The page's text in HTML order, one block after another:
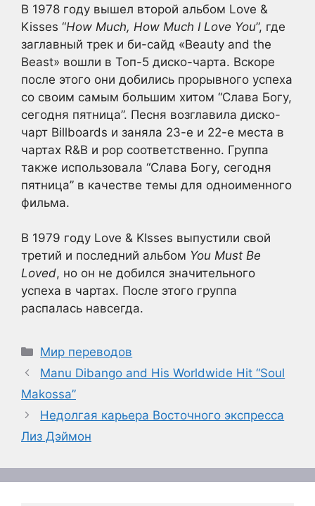
В 1978 году вышел второй альбом Love &
Kisses “How Much, How Much I Love You”, где
заглавный трек и би-сайд «Beauty and the
Beast» вошли в Топ-5 диско-чарта. Вскоре
после этого они добились прорывного успеха
со своим самым большим хитом “Слава Богу,
сегодня пятница”. Песня возглавила диско-
чарт Billboards и заняла 23-е и 22-е места в
чартах R&B и pop соответственно. Группа
также использовала “Слава Богу, сегодня
пятница” в качестве темы для одноименного
фильма.
В 1979 году Love & KIsses выпустили свой
третий и последний альбом You Must Be
Loved, но он не добился значительного
успеха в чартах. После этого группа
распалась навсегда.
Рубрики
Мир переводов
Manu Dibango and His Worldwide Hit “Soul
Makossa”
Недолгая карьера Восточного экспресса
Лиз Дэймон